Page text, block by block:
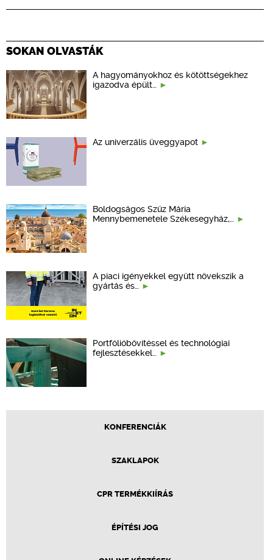
SOKAN OLVASTÁK
A hagyományokhoz és kötöttségekhez
igazodva épült…
Az univerzális üveggyapot
Boldogságos Szűz Mária
Mennybemenetele Székesegyház,…
A piaci igényekkel együtt növekszik a
gyártás és…
Portfólióbővítéssel és technológiai
fejlesztésekkel…
KONFERENCIÁK
SZAKLAPOK
CPR TERMÉKKIÍRÁS
ÉPÍTÉSI JOG